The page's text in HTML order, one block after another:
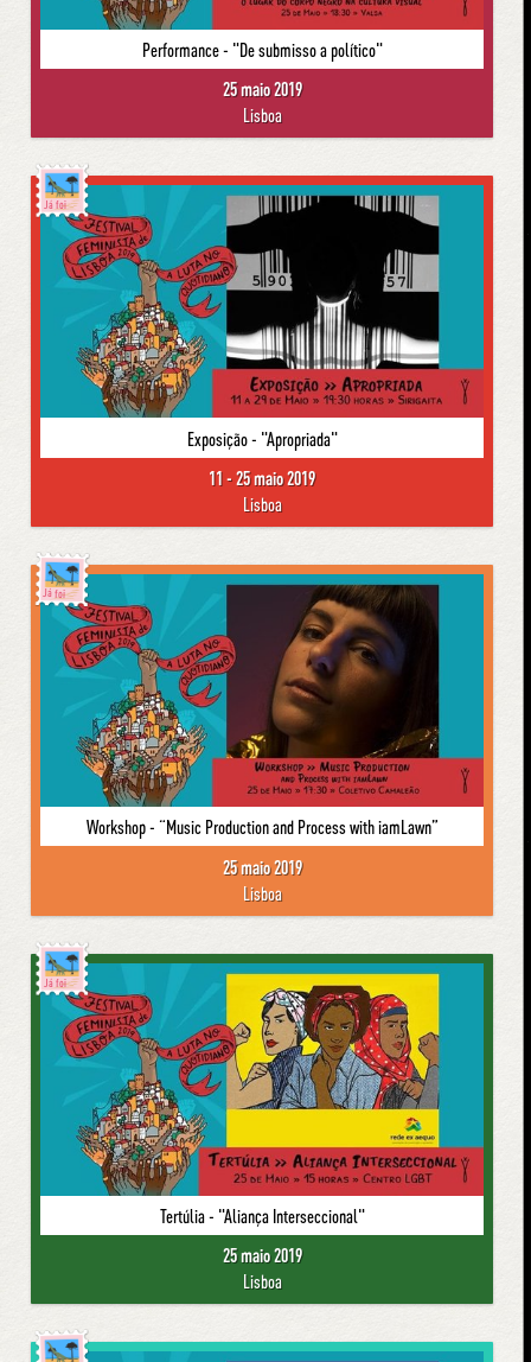
Performance - "De submisso a político"
25 maio 2019
Lisboa
Já foi
Exposição - "Apropriada"
11 - 25 maio 2019
Lisboa
Já foi
Workshop - “Music Production and Process with iamLawn”
25 maio 2019
Lisboa
Já foi
Tertúlia - "Aliança Interseccional"
25 maio 2019
Lisboa